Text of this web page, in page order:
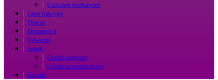
Usuwanie przebarwień
Laser frakcyjny
Osocze
Dermapen 4
Sylwester
cennik
Cennik medyczny
Cennik kosmetologiczny
Kontakt